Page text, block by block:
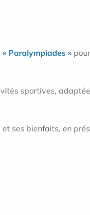
Paralympiades »
sportives,
ses bienfaits, en